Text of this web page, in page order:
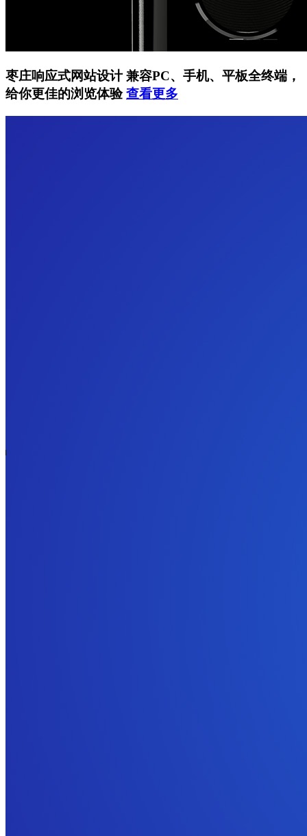
枣庄响应式网站设计兼容PC、手机、平板全终端，
给你更佳的浏览体验查看更多